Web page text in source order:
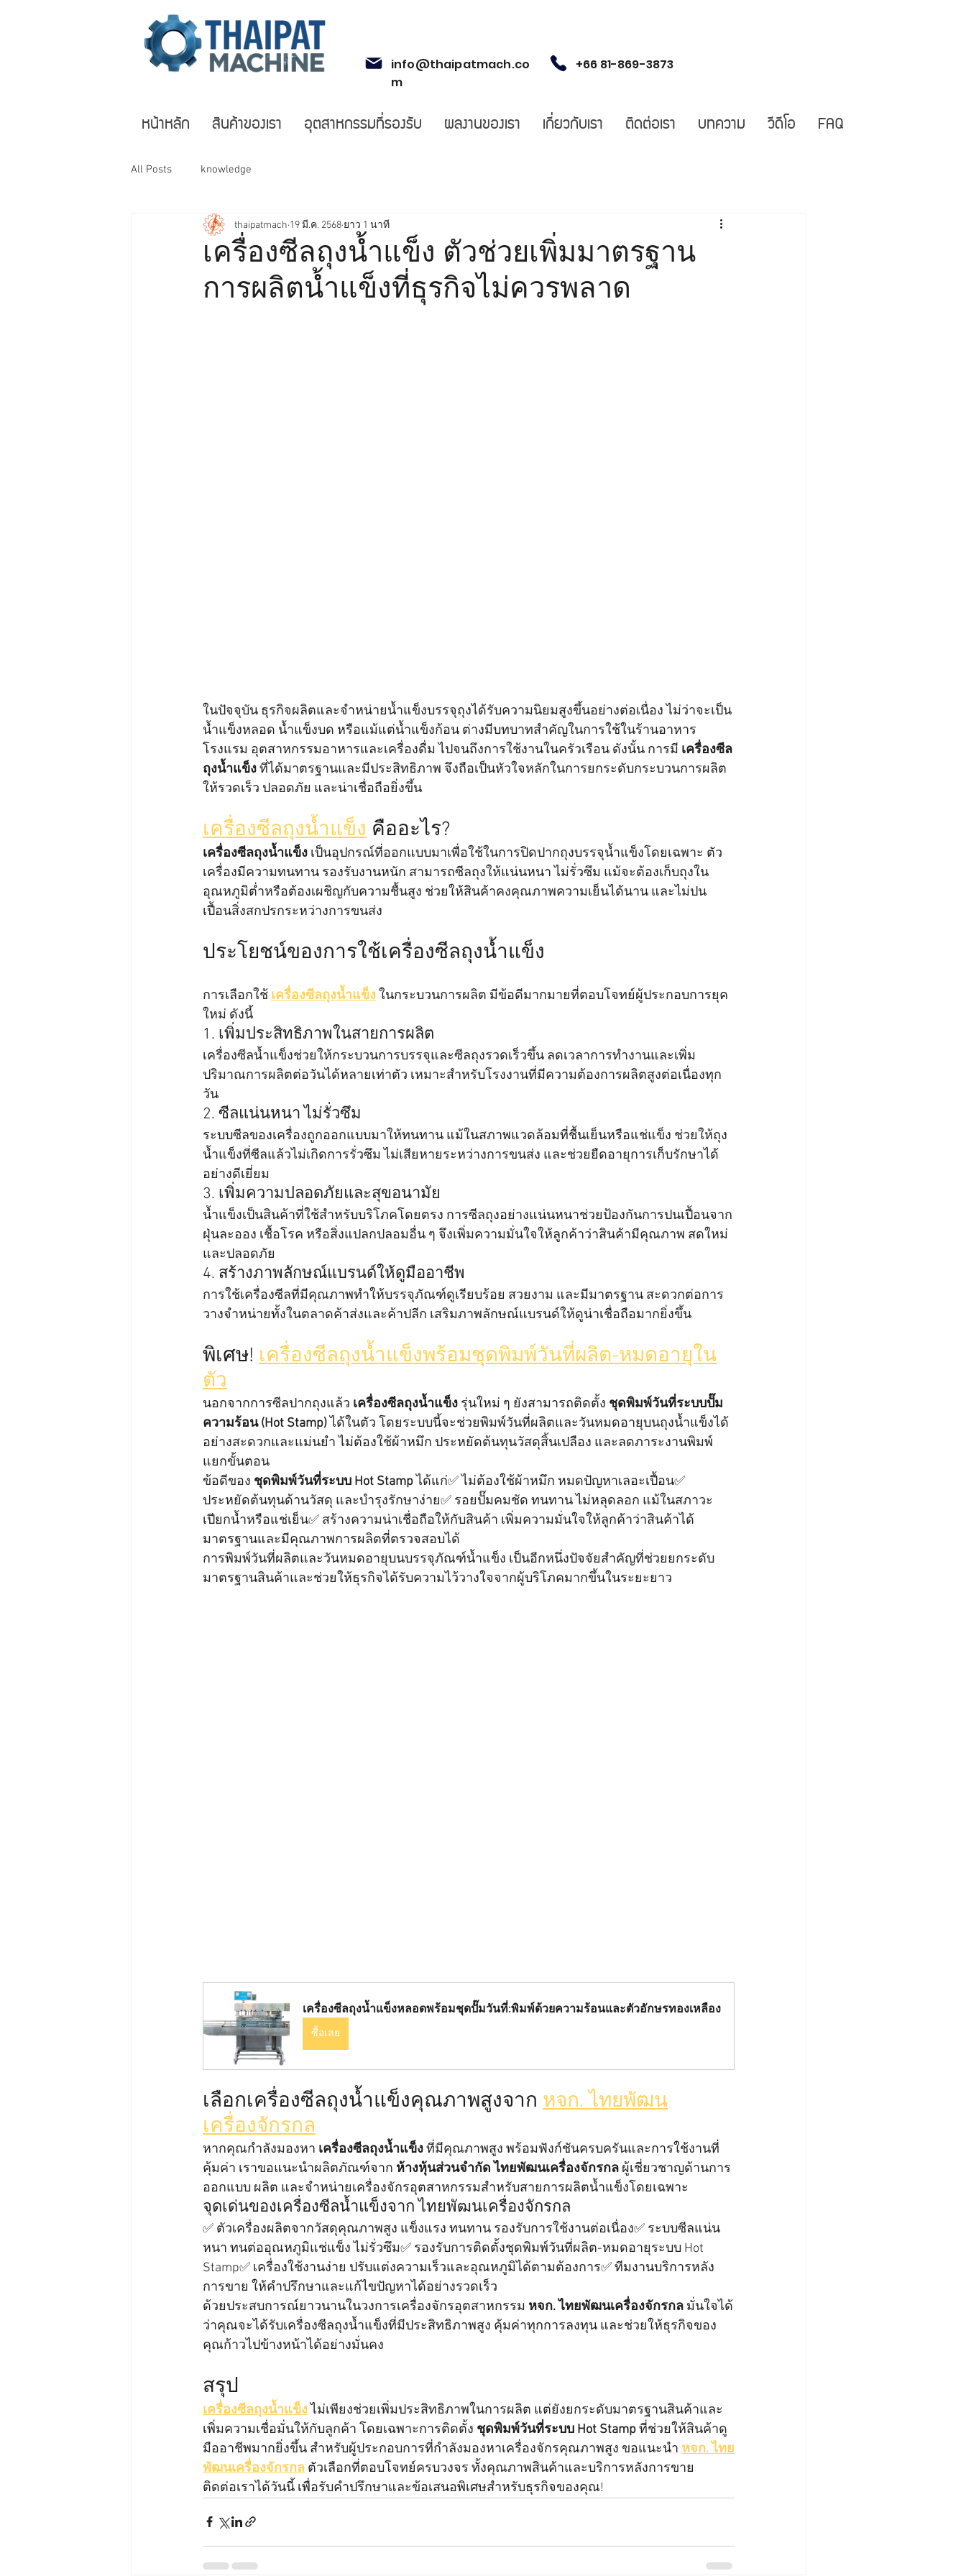
info@thaipatmach.co
m
+66 81-869-3873
หน้าหลัก สินค้าของเรา อุตสาหกรรมที่รองรับ ผลงานของเรา เกี่ยวกับเรา ติดต่อเรา บทความ วีดีโอ FAQ
All Posts knowledge
เครื่องซีลถุงน้ำแข็ง ตัวช่วยเพิ่มมาตรฐาน
การผลิตน้ำแข็งที่ธุรกิจไม่ควรพลาด
thaipatmach 19 มี.ค. 2568 ยาว 1 นาที
ในปัจจุบัน ธุรกิจผลิตและจำหน่ายน้ำแข็งบรรจุถุงได้รับความนิยมสูงขึ้นอย่างต่อเนื่อง ไม่ว่าจะเป็น
น้ำแข็งหลอด น้ำแข็งบด หรือแม้แต่น้ำแข็งก้อน ต่างมีบทบาทสำคัญในการใช้ในร้านอาหาร
โรงแรม อุตสาหกรรมอาหารและเครื่องดื่ม ไปจนถึงการใช้งานในครัวเรือน ดังนั้น การมี เครื่องซีล
ถุงน้ำแข็ง ที่ได้มาตรฐานและมีประสิทธิภาพ จึงถือเป็นหัวใจหลักในการยกระดับกระบวนการผลิต
ให้รวดเร็ว ปลอดภัย และน่าเชื่อถือยิ่งขึ้น
เครื่องซีลถุงน้ำแข็ง คืออะไร?
เครื่องซีลถุงน้ำแข็ง เป็นอุปกรณ์ที่ออกแบบมาเพื่อใช้ในการปิดปากถุงบรรจุน้ำแข็งโดยเฉพาะ ตัว
เครื่องมีความทนทาน รองรับงานหนัก สามารถซีลถุงให้แน่นหนา ไม่รั่วซึม แม้จะต้องเก็บถุงใน
อุณหภูมิต่ำหรือต้องเผชิญกับความชื้นสูง ช่วยให้สินค้าคงคุณภาพความเย็นได้นาน และไม่ปน
เปื้อนสิ่งสกปรกระหว่างการขนส่ง
ประโยชน์ของการใช้เครื่องซีลถุงน้ำแข็ง
การเลือกใช้ เครื่องซีลถุงน้ำแข็ง ในกระบวนการผลิต มีข้อดีมากมายที่ตอบโจทย์ผู้ประกอบการยุค
ใหม่ ดังนี้
1. เพิ่มประสิทธิภาพในสายการผลิต
เครื่องซีลน้ำแข็งช่วยให้กระบวนการบรรจุและซีลถุงรวดเร็วขึ้น ลดเวลาการทำงานและเพิ่ม
ปริมาณการผลิตต่อวันได้หลายเท่าตัว เหมาะสำหรับโรงงานที่มีความต้องการผลิตสูงต่อเนื่องทุก
วัน
2. ซีลแน่นหนา ไม่รั่วซึม
ระบบซีลของเครื่องถูกออกแบบมาให้ทนทาน แม้ในสภาพแวดล้อมที่ชื้นเย็นหรือแช่แข็ง ช่วยให้ถุง
น้ำแข็งที่ซีลแล้วไม่เกิดการรั่วซึม ไม่เสียหายระหว่างการขนส่ง และช่วยยืดอายุการเก็บรักษาได้
อย่างดีเยี่ยม
3. เพิ่มความปลอดภัยและสุขอนามัย
น้ำแข็งเป็นสินค้าที่ใช้สำหรับบริโภคโดยตรง การซีลถุงอย่างแน่นหนาช่วยป้องกันการปนเปื้อนจาก
ฝุ่นละออง เชื้อโรค หรือสิ่งแปลกปลอมอื่น ๆ จึงเพิ่มความมั่นใจให้ลูกค้าว่าสินค้ามีคุณภาพ สดใหม่
และปลอดภัย
4. สร้างภาพลักษณ์แบรนด์ให้ดูมืออาชีพ
การใช้เครื่องซีลที่มีคุณภาพทำให้บรรจุภัณฑ์ดูเรียบร้อย สวยงาม และมีมาตรฐาน สะดวกต่อการ
วางจำหน่ายทั้งในตลาดค้าส่งและค้าปลีก เสริมภาพลักษณ์แบรนด์ให้ดูน่าเชื่อถือมากยิ่งขึ้น
พิเศษ! เครื่องซีลถุงน้ำแข็งพร้อมชุดพิมพ์วันที่ผลิต-หมดอายุใน
ตัว
นอกจากการซีลปากถุงแล้ว เครื่องซีลถุงน้ำแข็ง รุ่นใหม่ ๆ ยังสามารถติดตั้ง ชุดพิมพ์วันที่ระบบปั๊ม
ความร้อน (Hot Stamp) ได้ในตัว โดยระบบนี้จะช่วยพิมพ์วันที่ผลิตและวันหมดอายุบนถุงน้ำแข็งได้
อย่างสะดวกและแม่นยำ ไม่ต้องใช้ผ้าหมึก ประหยัดต้นทุนวัสดุสิ้นเปลือง และลดภาระงานพิมพ์
แยกขั้นตอน
ข้อดีของ ชุดพิมพ์วันที่ระบบ Hot Stamp ได้แก่✅ ไม่ต้องใช้ผ้าหมึก หมดปัญหาเลอะเปื้อน✅
ประหยัดต้นทุนด้านวัสดุ และบำรุงรักษาง่าย✅ รอยปั๊มคมชัด ทนทาน ไม่หลุดลอก แม้ในสภาวะ
เปียกน้ำหรือแช่เย็น✅ สร้างความน่าเชื่อถือให้กับสินค้า เพิ่มความมั่นใจให้ลูกค้าว่าสินค้าได้
มาตรฐานและมีคุณภาพการผลิตที่ตรวจสอบได้
การพิมพ์วันที่ผลิตและวันหมดอายุบนบรรจุภัณฑ์น้ำแข็ง เป็นอีกหนึ่งปัจจัยสำคัญที่ช่วยยกระดับ
มาตรฐานสินค้าและช่วยให้ธุรกิจได้รับความไว้วางใจจากผู้บริโภคมากขึ้นในระยะยาว
เครื่องซีลถุงน้ำแข็งหลอดพร้อมชุดปั๊มวันที่:พิมพ์ด้วยความร้อนและตัวอักษรทองเหลือง
ซื้อเลย
เลือกเครื่องซีลถุงน้ำแข็งคุณภาพสูงจาก หจก. ไทยพัฒน
เครื่องจักรกล
หากคุณกำลังมองหา เครื่องซีลถุงน้ำแข็ง ที่มีคุณภาพสูง พร้อมฟังก์ชันครบครันและการใช้งานที่
คุ้มค่า เราขอแนะนำผลิตภัณฑ์จาก ห้างหุ้นส่วนจำกัด ไทยพัฒนเครื่องจักรกล ผู้เชี่ยวชาญด้านการ
ออกแบบ ผลิต และจำหน่ายเครื่องจักรอุตสาหกรรมสำหรับสายการผลิตน้ำแข็งโดยเฉพาะ
จุดเด่นของเครื่องซีลน้ำแข็งจาก ไทยพัฒนเครื่องจักรกล
✅ ตัวเครื่องผลิตจากวัสดุคุณภาพสูง แข็งแรง ทนทาน รองรับการใช้งานต่อเนื่อง✅ ระบบซีลแน่น
หนา ทนต่ออุณหภูมิแช่แข็ง ไม่รั่วซึม✅ รองรับการติดตั้งชุดพิมพ์วันที่ผลิต-หมดอายุระบบ Hot
Stamp✅ เครื่องใช้งานง่าย ปรับแต่งความเร็วและอุณหภูมิได้ตามต้องการ✅ ทีมงานบริการหลัง
การขาย ให้คำปรึกษาและแก้ไขปัญหาได้อย่างรวดเร็ว
ด้วยประสบการณ์ยาวนานในวงการเครื่องจักรอุตสาหกรรม หจก. ไทยพัฒนเครื่องจักรกล มั่นใจได้
ว่าคุณจะได้รับเครื่องซีลถุงน้ำแข็งที่มีประสิทธิภาพสูง คุ้มค่าทุกการลงทุน และช่วยให้ธุรกิจของ
คุณก้าวไปข้างหน้าได้อย่างมั่นคง
สรุป
เครื่องซีลถุงน้ำแข็ง ไม่เพียงช่วยเพิ่มประสิทธิภาพในการผลิต แต่ยังยกระดับมาตรฐานสินค้าและ
เพิ่มความเชื่อมั่นให้กับลูกค้า โดยเฉพาะการติดตั้ง ชุดพิมพ์วันที่ระบบ Hot Stamp ที่ช่วยให้สินค้าดู
มืออาชีพมากยิ่งขึ้น สำหรับผู้ประกอบการที่กำลังมองหาเครื่องจักรคุณภาพสูง ขอแนะนำ หจก. ไทย
พัฒนเครื่องจักรกล ตัวเลือกที่ตอบโจทย์ครบวงจร ทั้งคุณภาพสินค้าและบริการหลังการขาย
ติดต่อเราได้วันนี้ เพื่อรับคำปรึกษาและข้อเสนอพิเศษสำหรับธุรกิจของคุณ!